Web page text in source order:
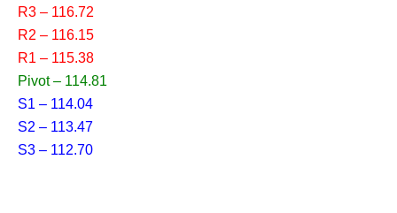
R3 – 116.72
R2 – 116.15
R1 – 115.38
Pivot – 114.81
S1 – 114.04
S2 – 113.47
S3 – 112.70